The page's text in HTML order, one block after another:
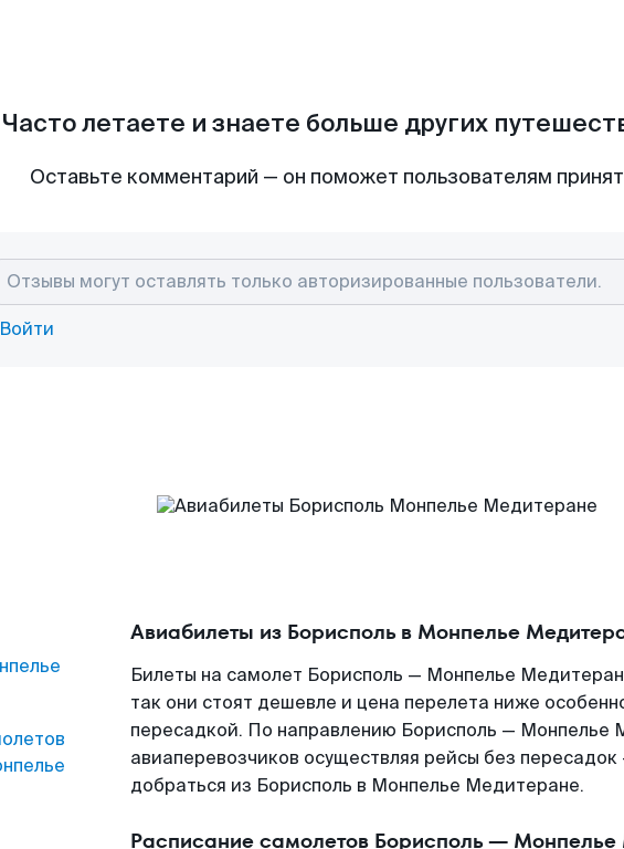
Часто летаете и знаете больше других
Оставьте комментарий — он поможет пользователям
Войти
Авиабилеты из Борисполь в Монпелье
Билеты на самолет Борисполь — Монпелье
так они стоят дешевле и цена перелета ниже
пересадкой. По направлению Борисполь — Монпелье
авиаперевозчиков осуществляя рейсы без
добраться из Борисполь в Монпелье Медитеране.
Расписание самолетов Борисполь —